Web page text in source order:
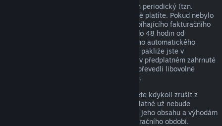
K některému obsahu a službám je nabízen periodický (tzn.
měsíční, roční) přístup, za který opakovaně platíte. Pokud nebylo
periodické předplatné použito během probíhajícího fakturačního
období, můžete o vrácení peněz zažádat do 48 hodin od
zakoupení nebo do 48 hodin od libovolného automatického
obnovení. Obsah je považován za použitý, pakliže jste v
probíhajícím fakturačním období hráli hry v předplatném zahrnuté
nebo jste využili, spotřebovali, upravili či převedli libovolné
výhody nebo slevy s předplatným spojené.
Nezapomeňte, že aktivní předplatné můžete kdykoli zrušit z
. Tím zajistíte, že předplatné už nebude
automaticky obnoveno, nicméně přístup k jeho obsahu a výhodám
Vám zůstane do konce probíhajícího fakturačního období.